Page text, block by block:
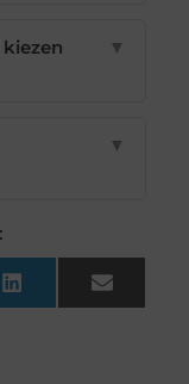
▼
▼
LinkedIn Email